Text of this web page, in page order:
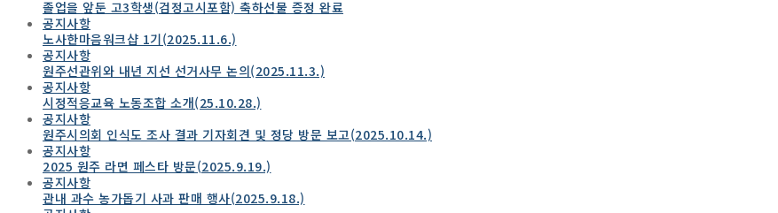
졸업을 앞둔 고3학생(검정고시포함) 축하선물 증정 완료
공지사항
노사한마음워크샵 1기(2025.11.6.)
공지사항
원주선관위와 내년 지선 선거사무 논의(2025.11.3.)
공지사항
시정적응교육 노동조합 소개(25.10.28.)
공지사항
원주시의회 인식도 조사 결과 기자회견 및 정당 방문 보고(2025.10.14.)
공지사항
2025 원주 라면 페스타 방문(2025.9.19.)
공지사항
관내 과수 농가돕기 사과 판매 행사(2025.9.18.)